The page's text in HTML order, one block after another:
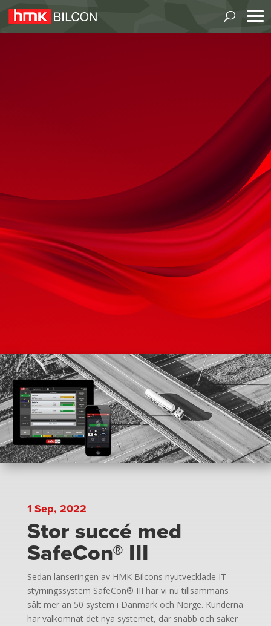
1 Sep, 2022
Stor succé med
SafeCon® III
Sedan lanseringen av HMK Bilcons nyutvecklade IT-
styrningssystem SafeCon® III har vi nu tillsammans
sålt mer än 50 system i Danmark och Norge. Kunderna
har välkomnat det nya systemet, där snabb och säker